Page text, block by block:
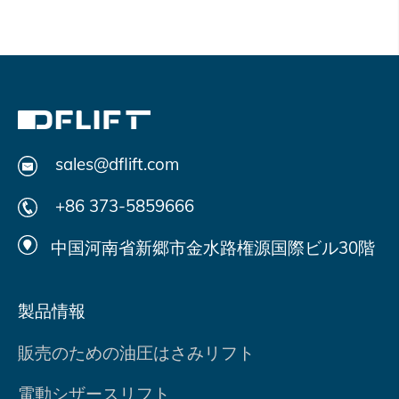
sales@dflift.com
+86 373-5859666
中国河南省新郷市金水路権源国際ビル30階
製品情報
販売のための油圧はさみリフト
電動シザースリフト